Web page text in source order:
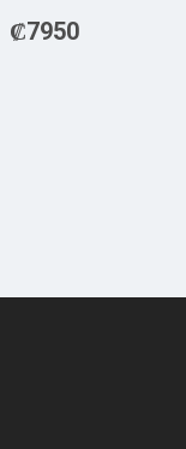
₡7950